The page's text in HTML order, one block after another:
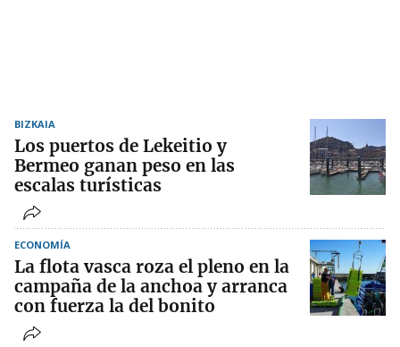
BIZKAIA
Los puertos de Lekeitio y
Bermeo ganan peso en las
escalas turísticas
ECONOMÍA
La flota vasca roza el pleno en la
campaña de la anchoa y arranca
con fuerza la del bonito